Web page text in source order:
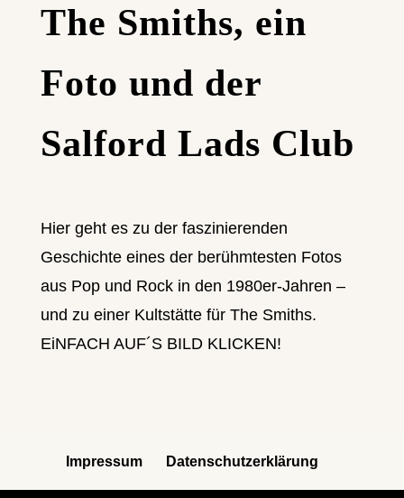
The Smiths, ein
Foto und der
Salford Lads Club
Hier geht es zu der faszinierenden
Geschichte eines der berühmtesten Fotos
aus Pop und Rock in den 1980er-Jahren –
und zu einer Kultstätte für The Smiths.
EiNFACH AUF´S BILD KLICKEN!
Impressum Datenschutzerklärung